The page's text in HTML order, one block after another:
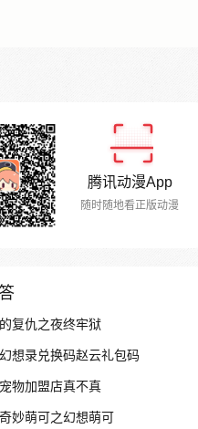
腾讯动漫App
随时随地看正版动漫
复仇之夜终牢狱
想录兑换码赵云礼包码
物加盟店真不真
妙萌可之幻想萌可